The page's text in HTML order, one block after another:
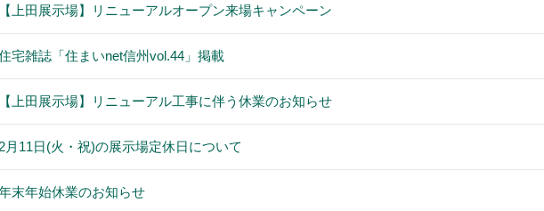
【上田展示場】リニューアルオープン来場キャンペーン
宅雑誌「住まいnet信州vol.44」掲載
【上田展示場】リニューアル工事に伴う休業のお知らせ
2月11日(火・祝)の展示場定休日について
末年始休業のお知らせ